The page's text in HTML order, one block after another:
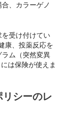
、カラーゲノ
受け付けてい
康、投薬反応を
ム（突然変異
は保険が使えま
シーのレ